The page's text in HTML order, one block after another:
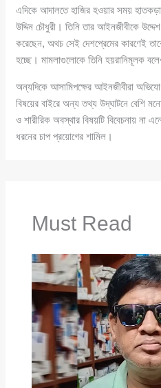
এদিকে আদালতে হাজির হওয়ার সময়
উদ্দিন চৌধুরী। তিনি তার আইনজীবীকে
করেছেন, অথচ সেই দেশপ্রেমের কারণেই
হচ্ছে। মামলাগুলোকে তিনি হয়রানিমূলক
অন্যদিকে আসামিপক্ষের আইনজীবীরা
বিষয়ের বাইরে অন্য তথ্য উদ্‌ঘাটনে বেশি
ও শারীরিক অবস্থার বিষয়টি বিবেচনায় না
ধরনের চাপ প্রয়োগের শামিল।
Must Read